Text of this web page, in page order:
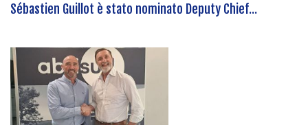
Sébastien Guillot è stato nominato Deputy Chief...